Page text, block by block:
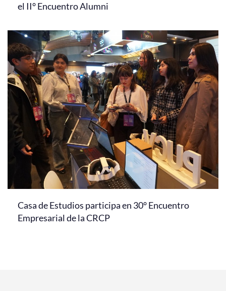
el II° Encuentro Alumni
Casa de Estudios participa en 30° Encuentro
Empresarial de la CRCP